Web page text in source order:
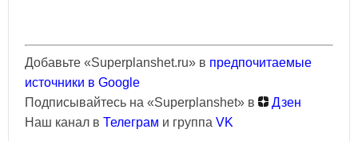
Добавьте «Superplanshet.ru» в предпочитаемые
источники в Google
Подписывайтесь на «Superplanshet» в
Дзен
Наш канал в Телеграм и группа VK